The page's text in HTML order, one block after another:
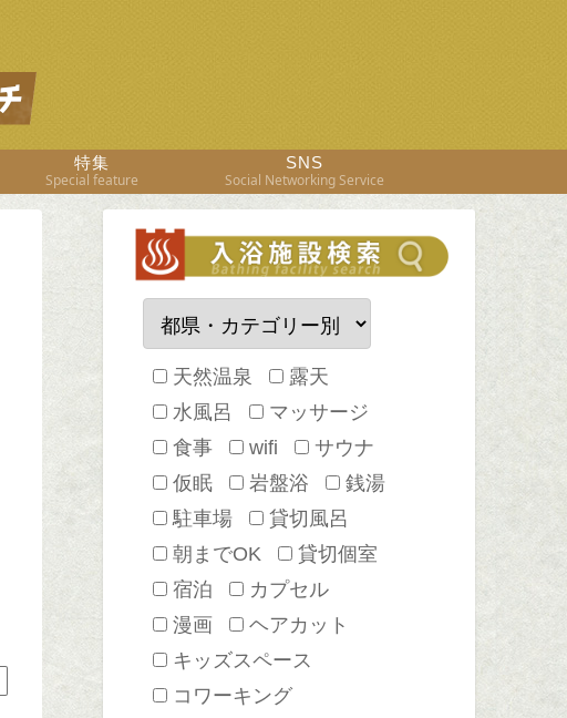
特集
Special feature
SNS
Social Networking Service
天然温泉
露天
水風呂
マッサージ
食事
wifi
サウナ
仮眠
岩盤浴
銭湯
駐車場
貸切風呂
朝までOK
貸切個室
宿泊
カプセル
漫画
ヘアカット
キッズスペース
コワーキング